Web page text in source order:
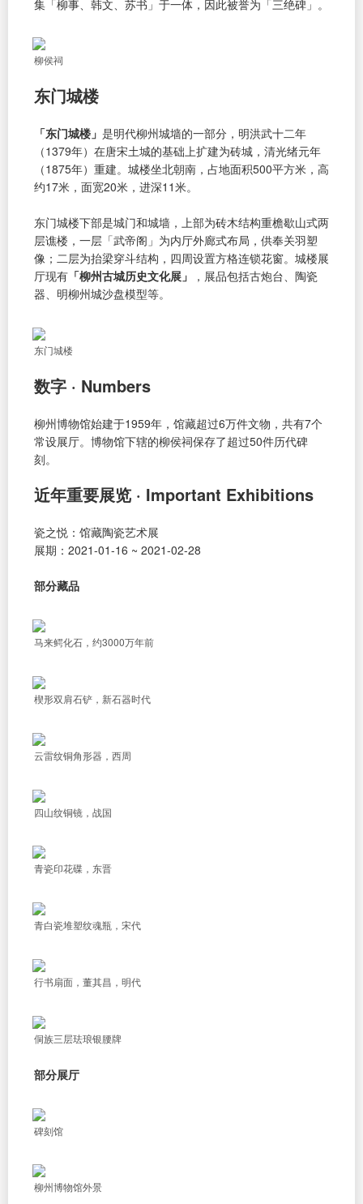
集「柳事、韩文、苏书」于一体，因此被誉为「三绝碑」。
柳侯祠
东门城楼
「东门城楼」 是明代柳州城墙的一部分，明洪武十二年
（1379年）在唐宋土城的基础上扩建为砖城，清光绪元年
（1875年）重建。城楼坐北朝南，占地面积500平方米，高
约17米，面宽20米，进深11米。
东门城楼下部是城门和城墙，上部为砖木结构重檐歇山式两
层谯楼，一层「武帝阁」为内厅外廊式布局，供奉关羽塑
像；二层为抬梁穿斗结构，四周设置方格连锁花窗。城楼展
厅现有 「柳州古城历史文化展」
，展品包括古炮台、陶瓷
器、明柳州城沙盘模型等。
东门城楼
数字 · Numbers
柳州博物馆始建于1959年，馆藏超过6万件文物，共有7个
常设展厅。博物馆下辖的柳侯祠保存了超过50件历代碑
刻。
近年重要展览 · Important Exhibitions
瓷之悦：馆藏陶瓷艺术展
展期：2021-01-16 ~ 2021-02-28
部分藏品
马来鳄化石，约3000万年前
楔形双肩石铲，新石器时代
云雷纹铜角形器，西周
四山纹铜镜，战国
青瓷印花碟，东晋
青白瓷堆塑纹魂瓶，宋代
行书扇面，董其昌，明代
侗族三层珐琅银腰牌
部分展厅
碑刻馆
柳州博物馆外景